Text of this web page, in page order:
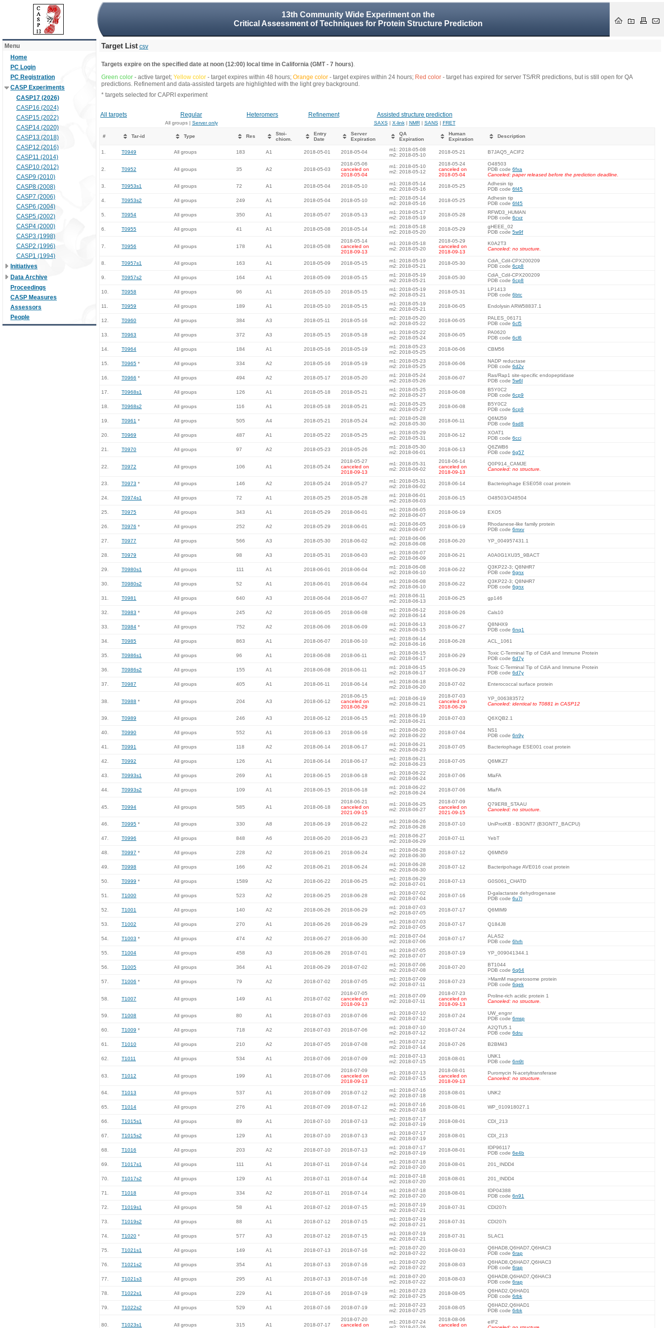
13th Community Wide Experiment on the
Critical Assessment of Techniques for Protein Structure Prediction
Menu
Home
PC Login
PC Registration
CASP Experiments
CASP17 (2026)
CASP16 (2024)
CASP15 (2022)
CASP14 (2020)
CASP13 (2018)
CASP12 (2016)
CASP11 (2014)
CASP10 (2012)
CASP9 (2010)
CASP8 (2008)
CASP7 (2006)
CASP6 (2004)
CASP5 (2002)
CASP4 (2000)
CASP3 (1998)
CASP2 (1996)
CASP1 (1994)
Initiatives
Data Archive
Proceedings
CASP Measures
Assessors
People
Target List csv
Targets expire on the specified date at noon (12:00) local time in California (GMT - 7 hours).
Green color - active target; Yellow color - target expires within 48 hours; Orange color - target expires within 24 hours; Red color - target has expired for server TS/RR predictions, but is still open for QA
predictions. Refinement and data-assisted targets are highlighted with the light grey background.
* targets selected for CAPRI experiment
All targets Regular Heteromers Refinement Assisted structure prediction
All groups | Server only SAXS| X-link| NMR| SANS| FRET
# Tar-id Type Res
Stoi-
chiom.
Entry
Date
Server
Expiration
QA
Expiration
Human
Expiration
Description
1. T0949 All groups 183 A1 2018-05-01 2018-05-04
m1: 2018-05-08
m2: 2018-05-10
2018-05-21 B7JAQ5_ACIF2
2. T0952 All groups 35 A2 2018-05-03
2018-05-06
canceled on
2018-05-04
m1: 2018-05-10
m2: 2018-05-12
2018-05-24
canceled on
2018-05-04
O48503
PDB code 6fxa
Canceled: paper released before the prediction deadline.
3. T0953s1 All groups 72 A1 2018-05-04 2018-05-10
m1: 2018-05-14
m2: 2018-05-16
2018-05-25
Adhesin tip
PDB code 6f45
4. T0953s2 All groups 249 A1 2018-05-04 2018-05-10
m1: 2018-05-14
m2: 2018-05-16
2018-05-25
Adhesin tip
PDB code 6f45
5. T0954 All groups 350 A1 2018-05-07 2018-05-13
m1: 2018-05-17
m2: 2018-05-19
2018-05-28
RFWD3_HUMAN
PDB code 6cvz
6. T0955 All groups 41 A1 2018-05-08 2018-05-14
m1: 2018-05-18
m2: 2018-05-20
2018-05-29
gHEEE_02
PDB code 5w9f
7. T0956 All groups 178 A1 2018-05-08
2018-05-14
canceled on
2018-09-13
m1: 2018-05-18
m2: 2018-05-20
2018-05-29
canceled on
2018-09-13
K0A2T3
Canceled: no structure.
8. T0957s1 All groups 163 A1 2018-05-09 2018-05-15
m1: 2018-05-19
m2: 2018-05-21
2018-05-30
CdiA_CdiI-CPX200209
PDB code 6cp8
9. T0957s2 All groups 164 A1 2018-05-09 2018-05-15
m1: 2018-05-19
m2: 2018-05-21
2018-05-30
CdiA_CdiI-CPX200209
PDB code 6cp8
10. T0958 All groups 96 A1 2018-05-10 2018-05-15
m1: 2018-05-19
m2: 2018-05-21
2018-05-31
LP1413
PDB code 6btc
11. T0959 All groups 189 A1 2018-05-10 2018-05-15
m1: 2018-05-19
m2: 2018-05-21
2018-06-05 Endolysin ARW58837.1
12. T0960 All groups 384 A3 2018-05-11 2018-05-16
m1: 2018-05-20
m2: 2018-05-22
2018-06-05
PALES_06171
PDB code 6cl5
13. T0963 All groups 372 A3 2018-05-15 2018-05-18
m1: 2018-05-22
m2: 2018-05-24
2018-06-05
PA0620
PDB code 6cl6
14. T0964 All groups 184 A1 2018-05-16 2018-05-19
m1: 2018-05-23
m2: 2018-05-25
2018-06-06 CBM56
15. T0965 * All groups 334 A2 2018-05-16 2018-05-19
m1: 2018-05-23
m2: 2018-05-25
2018-06-06
NADP reductase
PDB code 6d2v
16. T0966 * All groups 494 A2 2018-05-17 2018-05-20
m1: 2018-05-24
m2: 2018-05-26
2018-06-07
Ras/Rap1 site-specific endopeptidase
PDB code 5w6l
17. T0968s1 All groups 126 A1 2018-05-18 2018-05-21
m1: 2018-05-25
m2: 2018-05-27
2018-06-08
B5Y0C2
PDB code 6cp9
18. T0968s2 All groups 116 A1 2018-05-18 2018-05-21
m1: 2018-05-25
m2: 2018-05-27
2018-06-08
B5Y0C2
PDB code 6cp9
19. T0961 * All groups 505 A4 2018-05-21 2018-05-24
m1: 2018-05-28
m2: 2018-05-30
2018-06-11
Q6MJ59
PDB code 6sd8
20. T0969 All groups 487 A1 2018-05-22 2018-05-25
m1: 2018-05-29
m2: 2018-05-31
2018-06-12
XOAT1
PDB code 6cci
21. T0970 All groups 97 A2 2018-05-23 2018-05-26
m1: 2018-05-30
m2: 2018-06-01
2018-06-13
Q6ZWB6
PDB code 6g57
22. T0972 All groups 106 A1 2018-05-24
2018-05-27
canceled on
2018-09-13
m1: 2018-05-31
m2: 2018-06-02
2018-06-14
canceled on
2018-09-13
Q0P914_CAMJE
Canceled: no structure.
23. T0973 * All groups 146 A2 2018-05-24 2018-05-27
m1: 2018-05-31
m2: 2018-06-02
2018-06-14 Bacteriophage ESE058 coat protein
24. T0974s1 All groups 72 A1 2018-05-25 2018-05-28
m1: 2018-06-01
m2: 2018-06-03
2018-06-15 O48503/O48504
25. T0975 All groups 343 A1 2018-05-29 2018-06-01
m1: 2018-06-05
m2: 2018-06-07
2018-06-19 EXO5
26. T0976 * All groups 252 A2 2018-05-29 2018-06-01
m1: 2018-06-05
m2: 2018-06-07
2018-06-19
Rhodanese-like family protein
PDB code 6mxv
27. T0977 All groups 566 A3 2018-05-30 2018-06-02
m1: 2018-06-06
m2: 2018-06-08
2018-06-20 YP_004957431.1
28. T0979 All groups 98 A3 2018-05-31 2018-06-03
m1: 2018-06-07
m2: 2018-06-09
2018-06-21 A0A0G1XU35_9BACT
29. T0980s1 All groups 111 A1 2018-06-01 2018-06-04
m1: 2018-06-08
m2: 2018-06-10
2018-06-22
Q3KP22-3; Q8NHR7
PDB code 6gnx
30. T0980s2 All groups 52 A1 2018-06-01 2018-06-04
m1: 2018-06-08
m2: 2018-06-10
2018-06-22
Q3KP22-3; Q8NHR7
PDB code 6gnx
31. T0981 All groups 640 A3 2018-06-04 2018-06-07
m1: 2018-06-11
m2: 2018-06-13
2018-06-25 gp146
32. T0983 * All groups 245 A2 2018-06-05 2018-06-08
m1: 2018-06-12
m2: 2018-06-14
2018-06-26 Cals10
33. T0984 * All groups 752 A2 2018-06-06 2018-06-09
m1: 2018-06-13
m2: 2018-06-15
2018-06-27
Q8NHX9
PDB code 6nq1
34. T0985 All groups 863 A1 2018-06-07 2018-06-10
m1: 2018-06-14
m2: 2018-06-16
2018-06-28 ACL_1061
35. T0986s1 All groups 96 A1 2018-06-08 2018-06-11
m1: 2018-06-15
m2: 2018-06-17
2018-06-29
Toxic C-Terminal Tip of CdiA and Immune Protein
PDB code 6d7y
36. T0986s2 All groups 155 A1 2018-06-08 2018-06-11
m1: 2018-06-15
m2: 2018-06-17
2018-06-29
Toxic C-Terminal Tip of CdiA and Immune Protein
PDB code 6d7y
37. T0987 All groups 405 A1 2018-06-11 2018-06-14
m1: 2018-06-18
m2: 2018-06-20
2018-07-02 Enterococcal surface protein
38. T0988 * All groups 204 A3 2018-06-12
2018-06-15
canceled on
2018-06-29
m1: 2018-06-19
m2: 2018-06-21
2018-07-03
canceled on
2018-06-29
YP_006383572
Canceled: identical to T0881 in CASP12
39. T0989 All groups 246 A3 2018-06-12 2018-06-15
m1: 2018-06-19
m2: 2018-06-21
2018-07-03 Q6XQB2.1
40. T0990 All groups 552 A1 2018-06-13 2018-06-16
m1: 2018-06-20
m2: 2018-06-22
2018-07-04
NS1
PDB code 6n9y
41. T0991 All groups 118 A2 2018-06-14 2018-06-17
m1: 2018-06-21
m2: 2018-06-23
2018-07-05 Bacteriophage ESE001 coat protein
42. T0992 All groups 126 A1 2018-06-14 2018-06-17
m1: 2018-06-21
m2: 2018-06-23
2018-07-05 Q6MKZ7
43. T0993s1 All groups 269 A1 2018-06-15 2018-06-18
m1: 2018-06-22
m2: 2018-06-24
2018-07-06 MlaFA
44. T0993s2 All groups 109 A1 2018-06-15 2018-06-18
m1: 2018-06-22
m2: 2018-06-24
2018-07-06 MlaFA
45. T0994 All groups 585 A1 2018-06-18
2018-06-21
canceled on
2021-09-15
m1: 2018-06-25
m2: 2018-06-27
2018-07-09
canceled on
2021-09-15
Q79ER8_STAAU
Canceled: no structure.
46. T0995 * All groups 330 A8 2018-06-19 2018-06-22
m1: 2018-06-26
m2: 2018-06-28
2018-07-10 UniProtKB - B3GNT7 (B3GNT7_BACPU)
47. T0996 All groups 848 A6 2018-06-20 2018-06-23
m1: 2018-06-27
m2: 2018-06-29
2018-07-11 YebT
48. T0997 * All groups 228 A2 2018-06-21 2018-06-24
m1: 2018-06-28
m2: 2018-06-30
2018-07-12 Q6MN59
49. T0998 All groups 166 A2 2018-06-21 2018-06-24
m1: 2018-06-28
m2: 2018-06-30
2018-07-12 Bacteripohage AVE016 coat protein
50. T0999 * All groups 1589 A2 2018-06-22 2018-06-25
m1: 2018-06-29
m2: 2018-07-01
2018-07-13 G0S061_CHATD
51. T1000 All groups 523 A2 2018-06-25 2018-06-28
m1: 2018-07-02
m2: 2018-07-04
2018-07-16
D-galactarate dehydrogenase
PDB code 6u7l
52. T1001 All groups 140 A2 2018-06-26 2018-06-29
m1: 2018-07-03
m2: 2018-07-05
2018-07-17 Q6MIM9
53. T1002 All groups 270 A1 2018-06-26 2018-06-29
m1: 2018-07-03
m2: 2018-07-05
2018-07-17 Q184J8
54. T1003 * All groups 474 A2 2018-06-27 2018-06-30
m1: 2018-07-04
m2: 2018-07-06
2018-07-17
ALAS2
PDB code 6hrh
55. T1004 All groups 458 A3 2018-06-28 2018-07-01
m1: 2018-07-05
m2: 2018-07-07
2018-07-19 YP_009041344.1
56. T1005 All groups 364 A1 2018-06-29 2018-07-02
m1: 2018-07-06
m2: 2018-07-08
2018-07-20
BT1044
PDB code 6q64
57. T1006 * All groups 79 A2 2018-07-02 2018-07-05
m1: 2018-07-09
m2: 2018-07-11
2018-07-23
>MamM magnetosome protein
PDB code 6qek
58. T1007 All groups 149 A1 2018-07-02
2018-07-05
canceled on
2018-09-13
m1: 2018-07-09
m2: 2018-07-11
2018-07-23
canceled on
2018-09-13
Proline-rich acidic protein 1
Canceled: no structure.
59. T1008 All groups 80 A1 2018-07-03 2018-07-06
m1: 2018-07-10
m2: 2018-07-12
2018-07-24
UW_engnr
PDB code 6msp
60. T1009 * All groups 718 A2 2018-07-03 2018-07-06
m1: 2018-07-10
m2: 2018-07-12
2018-07-24
A2QTU5.1
PDB code 6dru
61. T1010 All groups 210 A2 2018-07-05 2018-07-08
m1: 2018-07-12
m2: 2018-07-14
2018-07-26 B2BM43
62. T1011 All groups 534 A1 2018-07-06 2018-07-09
m1: 2018-07-13
m2: 2018-07-15
2018-08-01
UNK1
PDB code 6m9t
63. T1012 All groups 199 A1 2018-07-06
2018-07-09
canceled on
2018-09-13
m1: 2018-07-13
m2: 2018-07-15
2018-08-01
canceled on
2018-09-13
Puromycin N-acetyltransferase
Canceled: no structure.
64. T1013 All groups 537 A1 2018-07-09 2018-07-12
m1: 2018-07-16
m2: 2018-07-18
2018-08-01 UNK2
65. T1014 All groups 276 A1 2018-07-09 2018-07-12
m1: 2018-07-16
m2: 2018-07-18
2018-08-01 WP_010918027.1
66. T1015s1 All groups 89 A1 2018-07-10 2018-07-13
m1: 2018-07-17
m2: 2018-07-19
2018-08-01 CDI_213
67. T1015s2 All groups 129 A1 2018-07-10 2018-07-13
m1: 2018-07-17
m2: 2018-07-19
2018-08-01 CDI_213
68. T1016 All groups 203 A2 2018-07-10 2018-07-13
m1: 2018-07-17
m2: 2018-07-19
2018-08-01
IDP96117
PDB code 6e4b
69. T1017s1 All groups 111 A1 2018-07-11 2018-07-14
m1: 2018-07-18
m2: 2018-07-20
2018-08-01 201_INDD4
70. T1017s2 All groups 129 A1 2018-07-11 2018-07-14
m1: 2018-07-18
m2: 2018-07-20
2018-08-01 201_INDD4
71. T1018 All groups 334 A2 2018-07-11 2018-07-14
m1: 2018-07-18
m2: 2018-07-20
2018-08-01
IDP04388
PDB code 6n91
72. T1019s1 All groups 58 A1 2018-07-12 2018-07-15
m1: 2018-07-19
m2: 2018-07-21
2018-07-31 CDI207t
73. T1019s2 All groups 88 A1 2018-07-12 2018-07-15
m1: 2018-07-19
m2: 2018-07-21
2018-07-31 CDI207t
74. T1020 * All groups 577 A3 2018-07-12 2018-07-15
m1: 2018-07-19
m2: 2018-07-21
2018-07-31 SLAC1
75. T1021s1 All groups 149 A1 2018-07-13 2018-07-16
m1: 2018-07-20
m2: 2018-07-22
2018-08-03
Q6HAD8,Q6HAD7,Q6HAC3
PDB code 6rap
76. T1021s2 All groups 354 A1 2018-07-13 2018-07-16
m1: 2018-07-20
m2: 2018-07-22
2018-08-03
Q6HAD8,Q6HAD7,Q6HAC3
PDB code 6rap
77. T1021s3 All groups 295 A1 2018-07-13 2018-07-16
m1: 2018-07-20
m2: 2018-07-22
2018-08-03
Q6HAD8,Q6HAD7,Q6HAC3
PDB code 6rap
78. T1022s1 All groups 229 A1 2018-07-16 2018-07-19
m1: 2018-07-23
m2: 2018-07-25
2018-08-05
Q6HAD2,Q6HAD1
PDB code 6rbk
79. T1022s2 All groups 529 A1 2018-07-16 2018-07-19
m1: 2018-07-23
m2: 2018-07-25
2018-08-05
Q6HAD2,Q6HAD1
PDB code 6rbk
80. T1023s1 All groups 315 A1 2018-07-17
2018-07-20
canceled on
m1: 2018-07-24
2018-08-06
canceled on
eIF2